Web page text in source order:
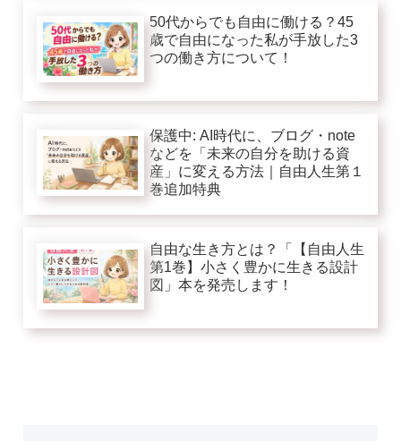
50代からでも自由に働ける？45
歳で自由になった私が手放した3
つの働き方について！
保護中: AI時代に、ブログ・note
などを「未来の自分を助ける資
産」に変える方法｜自由人生第１
巻追加特典
自由な生き方とは？「【自由人生
第1巻】小さく豊かに生きる設計
図」本を発売します！